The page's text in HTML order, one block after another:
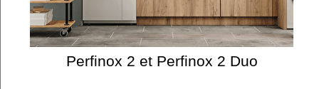
Perfinox 2 et Perfinox 2 Duo